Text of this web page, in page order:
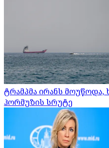
ტრამპმა ირანს მოუწოდა,
ჰორმუზის სრუტე